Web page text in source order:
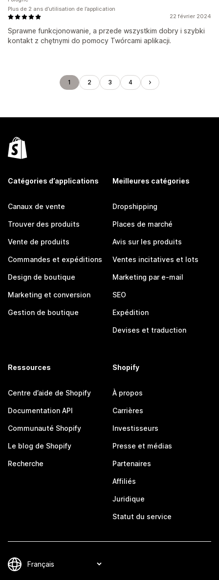
22 février 2024
Sprawne funkcjonowanie, a przede wszystkim dobry i szybki
kontakt z chętnymi do pomocy Twórcami aplikacji.
Plus de 2 ans d’utilisation de l’application
1 2 3 4
Catégories d’applications
Canaux de vente
Trouver des produits
Vente de produits
Commandes et expéditions
Design de boutique
Marketing et conversion
Gestion de boutique
Meilleures catégories
Dropshipping
Places de marché
Avis sur les produits
Ventes incitatives et lots
Marketing par e-mail
SEO
Expédition
Devises et traduction
Ressources
Centre d’aide de Shopify
Documentation API
Communauté Shopify
Le blog de Shopify
Recherche
Shopify
À propos
Carrières
Investisseurs
Presse et médias
Partenaires
Affiliés
Juridique
Statut du service